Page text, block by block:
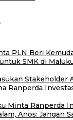
PLN Beri
SMK di
Stakeholder
Ranperda
Minta Ranperda
Anos: Jangan